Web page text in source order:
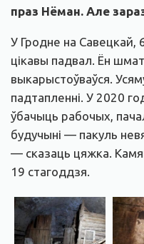
праз Нёман. Але
У Гродне на Савецкай,
цікавы падвал. Ён шмат
выкарыстоўваўся.
падтапленні. У 2020
ўбачыць рабочых,
будучыні — пакуль
— сказаць цяжка.
19 стагоддзя.